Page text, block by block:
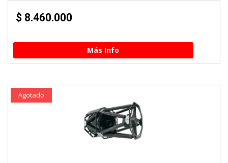
$ 8.460.000
Más Info
Agotado